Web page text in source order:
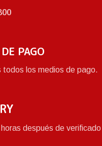
PAGO
todos los medios de pago.
después de